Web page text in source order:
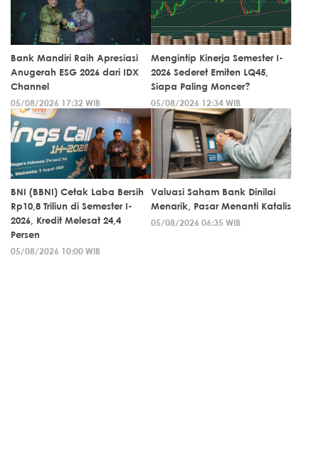
Bank Mandiri Raih Apresiasi
Anugerah ESG 2026 dari IDX
Channel
05/08/2026 17:32 WIB
Mengintip Kinerja Semester I-
2026 Sederet Emiten LQ45,
Siapa Paling Moncer?
05/08/2026 12:34 WIB
BNI (BBNI) Cetak Laba Bersih
Rp10,8 Triliun di Semester I-
2026, Kredit Melesat 24,4
Persen
05/08/2026 10:00 WIB
Valuasi Saham Bank Dinilai
Menarik, Pasar Menanti Katalis
05/08/2026 06:35 WIB